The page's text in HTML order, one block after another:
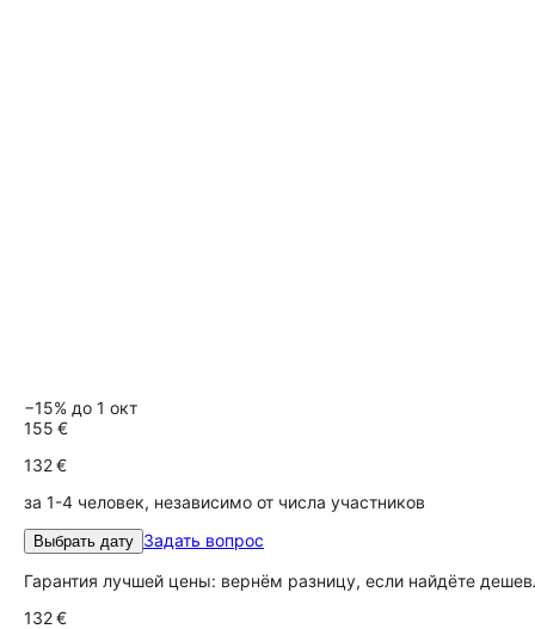
−15% до 1 окт
155 €
132 €
за 1-4 человек, независимо от числа участников
Выбрать дату Задать вопрос
Гарантия лучшей цены: вернём разницу, если найдёте
132 €